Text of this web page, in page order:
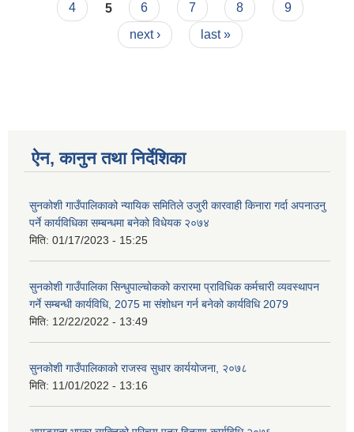
4
5 6 7 8
9
next ›
last »
ऐन, कानुन तथा निर्देशिका
सुनकोशी गाउँपालिकाको न्यायिक समितिले उजुरी कारवाही किनारा गर्दा अपनाउनु
पर्ने कार्यविधिका सम्बन्धमा बनेको विधेयक २०७४
मिति: 01/17/2023 - 15:25
सुनकोशी गाउँपालिका सिन्धुपाल्चोकको करारमा प्राविधिक कर्मचारी व्यवस्थापन
गर्ने सम्बन्धी कार्यविधि, 2075 मा संशोधन गर्न बनेको कार्यविधि 2079
मिति: 12/22/2022 - 13:49
सुनकोशी गाउँपालिकाको राजस्व सुधार कार्ययोजना, २०७८
मिति: 11/01/2022 - 13:16